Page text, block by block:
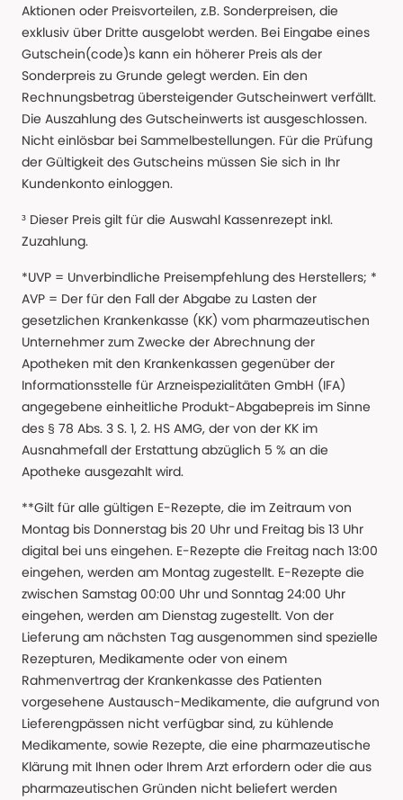
Aktionen oder Preisvorteilen, z.B. Sonderpreisen, die
exklusiv über Dritte ausgelobt werden. Bei Eingabe eines
Gutschein(code)s kann ein höherer Preis als der
Sonderpreis zu Grunde gelegt werden. Ein den
Rechnungsbetrag übersteigender Gutscheinwert verfällt.
Die Auszahlung des Gutscheinwerts ist ausgeschlossen.
Nicht einlösbar bei Sammelbestellungen. Für die Prüfung
der Gültigkeit des Gutscheins müssen Sie sich in Ihr
Kundenkonto einloggen.
³ Dieser Preis gilt für die Auswahl Kassenrezept inkl.
Zuzahlung.
*UVP = Unverbindliche Preisempfehlung des Herstellers; *
AVP = Der für den Fall der Abgabe zu Lasten der
gesetzlichen Krankenkasse (KK) vom pharmazeutischen
Unternehmer zum Zwecke der Abrechnung der
Apotheken mit den Krankenkassen gegenüber der
Informationsstelle für Arzneispezialitäten GmbH (IFA)
angegebene einheitliche Produkt-Abgabepreis im Sinne
des § 78 Abs. 3 S. 1, 2. HS AMG, der von der KK im
Ausnahmefall der Erstattung abzüglich 5 % an die
Apotheke ausgezahlt wird.
**Gilt für alle gültigen E-Rezepte, die im Zeitraum von
Montag bis Donnerstag bis 20 Uhr und Freitag bis 13 Uhr
digital bei uns eingehen. E-Rezepte die Freitag nach 13:00
eingehen, werden am Montag zugestellt. E-Rezepte die
zwischen Samstag 00:00 Uhr und Sonntag 24:00 Uhr
eingehen, werden am Dienstag zugestellt. Von der
Lieferung am nächsten Tag ausgenommen sind spezielle
Rezepturen, Medikamente oder von einem
Rahmenvertrag der Krankenkasse des Patienten
vorgesehene Austausch-Medikamente, die aufgrund von
Lieferengpässen nicht verfügbar sind, zu kühlende
Medikamente, sowie Rezepte, die eine pharmazeutische
Klärung mit Ihnen oder Ihrem Arzt erfordern oder die aus
pharmazeutischen Gründen nicht beliefert werden